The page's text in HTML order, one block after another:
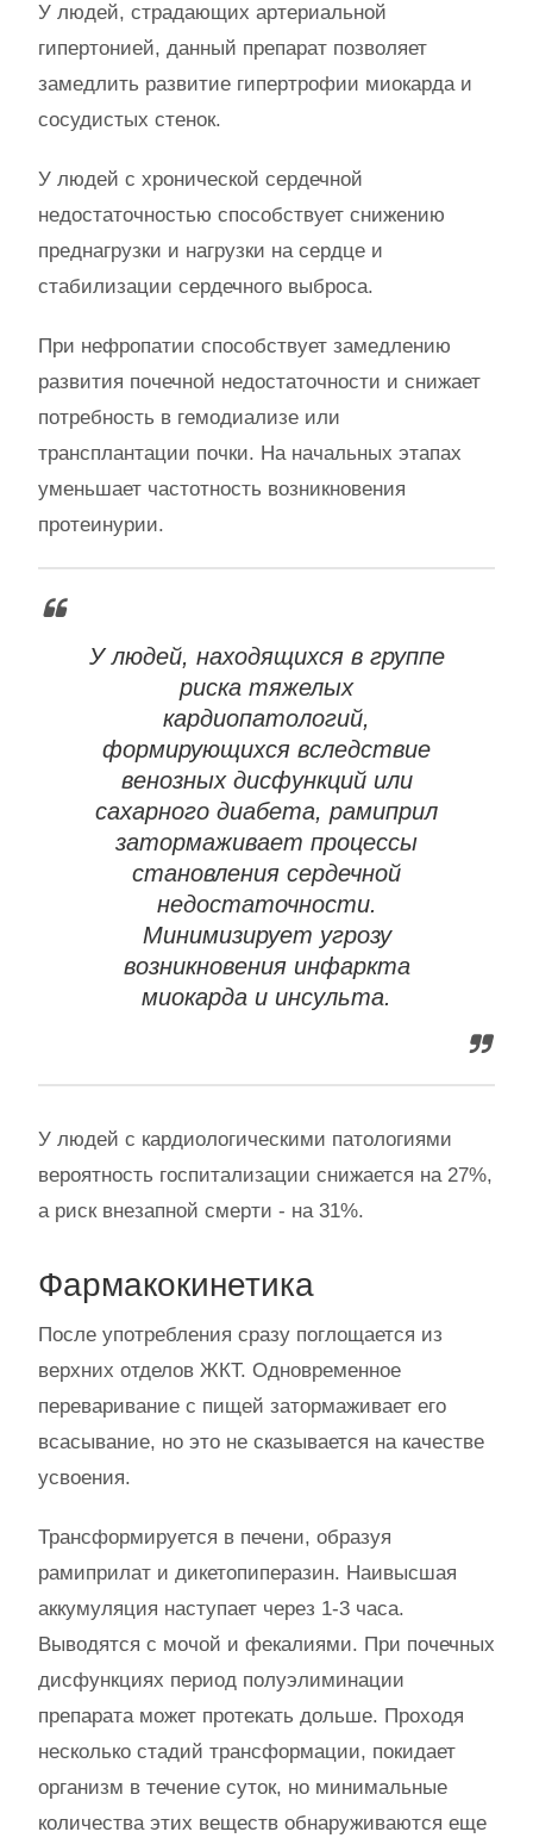
У людей, страдающих артериальной
гипертонией, данный препарат позволяет
замедлить развитие гипертрофии миокарда и
сосудистых стенок.
У людей с хронической сердечной
недостаточностью способствует снижению
преднагрузки и нагрузки на сердце и
стабилизации сердечного выброса.
При нефропатии способствует замедлению
развития почечной недостаточности и снижает
потребность в гемодиализе или
трансплантации почки. На начальных этапах
уменьшает частотность возникновения
протеинурии.
У людей, находящихся в группе
риска тяжелых
кардиопатологий,
формирующихся вследствие
венозных дисфункций или
сахарного диабета, рамиприл
затормаживает процессы
становления сердечной
недостаточности.
Минимизирует угрозу
возникновения инфаркта
миокарда и инсульта.
У людей с кардиологическими патологиями
вероятность госпитализации снижается на 27%,
а риск внезапной смерти - на 31%.
Фармакокинетика
После употребления сразу поглощается из
верхних отделов ЖКТ. Одновременное
переваривание с пищей затормаживает его
всасывание, но это не сказывается на качестве
усвоения.
Трансформируется в печени, образуя
рамиприлат и дикетопиперазин. Наивысшая
аккумуляция наступает через 1-3 часа.
Выводятся с мочой и фекалиями. При почечных
дисфункциях период полуэлиминации
препарата может протекать дольше. Проходя
несколько стадий трансформации, покидает
организм в течение суток, но минимальные
количества этих веществ обнаруживаются еще